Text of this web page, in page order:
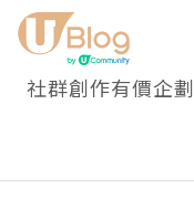
社群創作有價企劃